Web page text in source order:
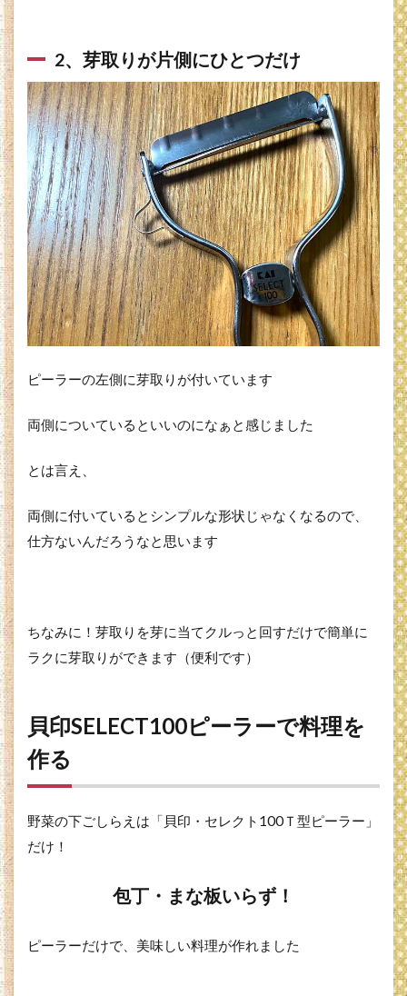
2、芽取りが片側にひとつだけ
ピーラーの左側に芽取りが付いています
両側についているといいのになぁと感じました
とは言え、
両側に付いているとシンプルな形状じゃなくなるので、
仕方ないんだろうなと思います
ちなみに！芽取りを芽に当てクルっと回すだけで簡単に
ラクに芽取りができます（便利です）
貝印SELECT100ピーラーで料理を
作る
野菜の下ごしらえは「貝印・セレクト100Ｔ型ピーラー」
だけ！
包丁・まな板いらず！
ピーラーだけで、美味しい料理が作れました